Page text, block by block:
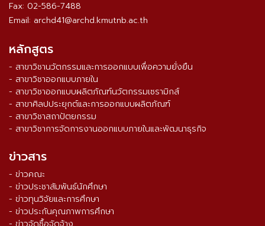
Fax: 02-586-7488
Email: archd41@archd.kmutnb.ac.th
หลักสูตร
- สาขาวิชานวัตกรรมและการออกแบบเพื่อความยั่งยืน
- สาขาวิชาออกแบบภายใน
- สาขาวิชาออกแบบผลิตภัณฑ์นวัตกรรมเซรามิกส์
- สาขาศิลปประยุกต์และการออกแบบผลิตภัณฑ์
- สาขาวิชาสถาปัตยกรรม
- สาขาวิชาการจัดการงานออกแบบภายในและพัฒนาธุรกิจ
ข่าวสาร
- ข่าวคณะ
- ข่าวประชาสัมพันธ์นักศึกษา
- ข่าวทุนวิจัยและการศึกษา
- ข่าวประกันคุณภาพการศึกษา